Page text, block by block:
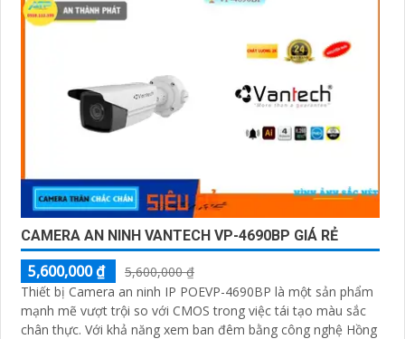
CAMERA AN NINH VANTECH VP-4690BP GIÁ RẺ
5,600,000 ₫
5,600,000 ₫
Thiết bị Camera an ninh IP POEVP-4690BP là một sản phẩm
mạnh mẽ vượt trội so với CMOS trong việc tái tạo màu sắc
chân thực. Với khả năng xem ban đêm bằng công nghệ Hồng